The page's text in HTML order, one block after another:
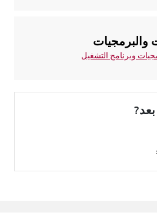
والبرمجيات
وبرنامج التشغيل